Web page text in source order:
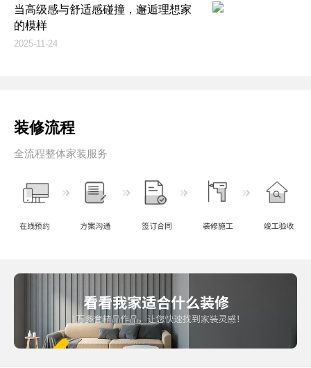
当高级感与舒适感碰撞，邂逅理想家
的模样
2025-11-24
装修流程
全流程整体家装服务